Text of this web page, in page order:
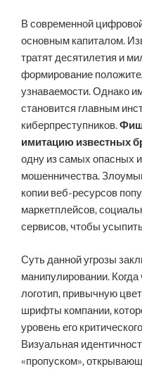
В современной
основным капиталом.
тратят десятилетия и
формирование
узнаваемости. Однако
становится главным
киберпреступников.
имитацию известных
одну из самых опасных
мошенничества.
копии веб-ресурсов
маркетплейсов,
сервисов, чтобы
Суть данной угрозы
манипулировании.
логотип, привычную
шрифты компании,
уровень его
Визуальная
«пропуском»,